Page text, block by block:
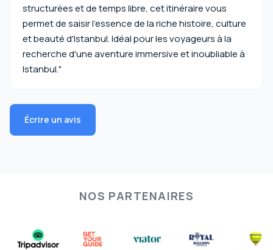
structurées et de temps libre, cet itinéraire vous
permet de saisir l'essence de la riche histoire, culture
et beauté d'Istanbul. Idéal pour les voyageurs à la
recherche d'une aventure immersive et inoubliable à
Istanbul."
Écrire un avis
NOS PARTENAIRES